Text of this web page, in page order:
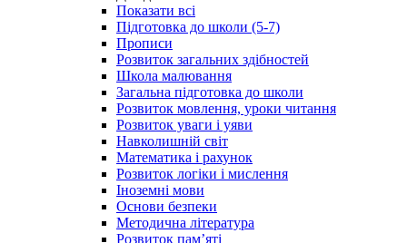
Показати всі
Підготовка до школи (5-7)
Прописи
Розвиток загальних здібностей
Школа малювання
Загальна підготовка до школи
Розвиток мовлення, уроки читання
Розвиток уваги і уяви
Навколишній світ
Математика і рахунок
Розвиток логіки і мислення
Іноземні мови
Основи безпеки
Методична література
Розвиток пам’яті